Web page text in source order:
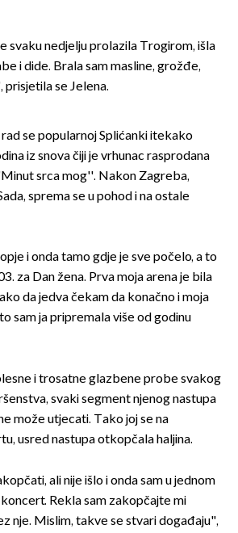
svaku nedjelju prolazila Trogirom, išla
i dide. Brala sam masline, grožđe,
prisjetila se Jelena.
se popularnoj Splićanki itekako
iz snova čiji je vrhunac rasprodana
srca mog''. Nakon Zagreba,
sprema se u pohod i na ostale
i onda tamo gdje je sve počelo, a to
za Dan žena. Prva moja arena je bila
da jedva čekam da konačno i moja
sam ja pripremala više od godinu
i trosatne glazbene probe svakog
svaki segment njenog nastupa
može utjecati. Tako joj se na
usred nastupa otkopčala haljina.
ali nije išlo i onda sam u jednom
Rekla sam zakopčajte mi
nje. Mislim, takve se stvari događaju",